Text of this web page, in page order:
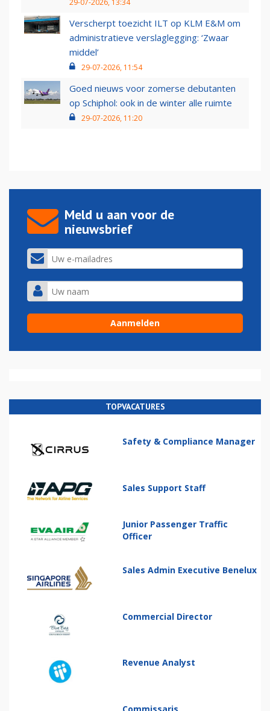
29-07-2026, 13:34
Verscherpt toezicht ILT op KLM E&M om
administratieve verslaglegging: ‘Zwaar
middel’
29-07-2026, 11:54
Goed nieuws voor zomerse debutanten
op Schiphol: ook in de winter alle ruimte
29-07-2026, 11:20
Meld u aan voor de
nieuwsbrief
TOPVACATURES
Safety & Compliance Manager
Sales Support Staff
Junior Passenger Traffic
Officer
Sales Admin Executive Benelux
Commercial Director
Revenue Analyst